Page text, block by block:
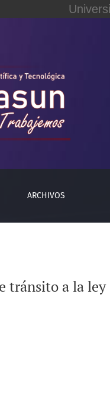
ARCHIVOS
tránsito a la